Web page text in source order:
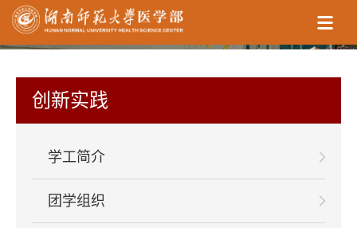
创新实践
学工简介
团学组织